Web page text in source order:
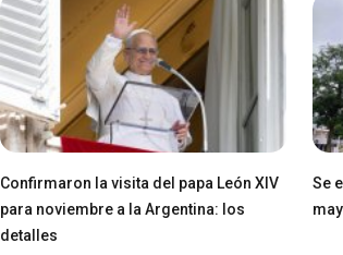
Confirmaron la visita del papa León XIV
para noviembre a la Argentina: los
detalles
Se